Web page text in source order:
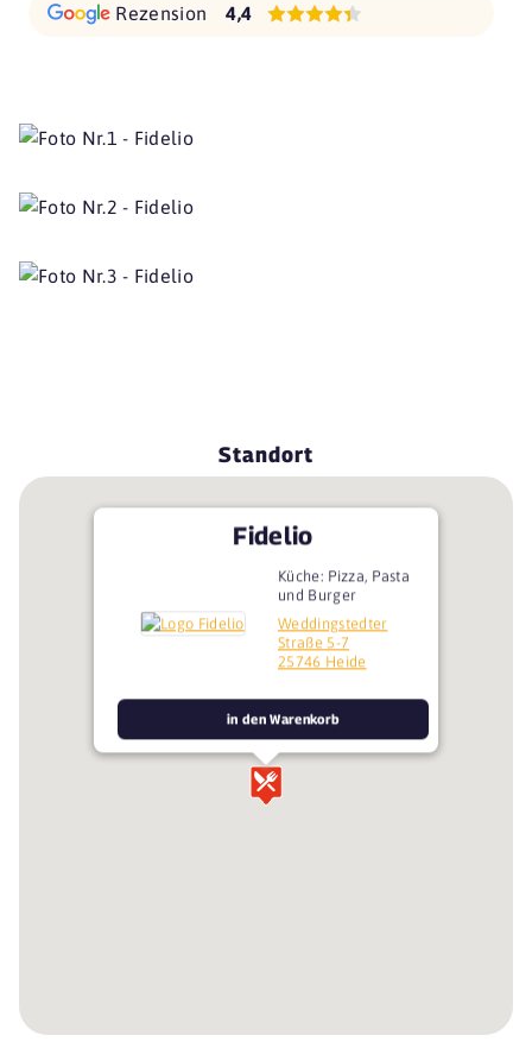
Rezension 4,4
Standort
Fidelio
Küche: Pizza, Pasta
und Burger
Weddingstedter
Straße 5-7
25746 Heide
in den Warenkorb